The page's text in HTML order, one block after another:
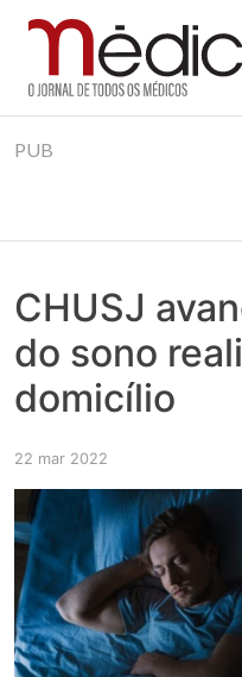
to
Jornal Médico
Médico – O Jornal de
realmente contam! Tudo o
PUB
CHUSJ
do sono
domicílio
22 mar 2022